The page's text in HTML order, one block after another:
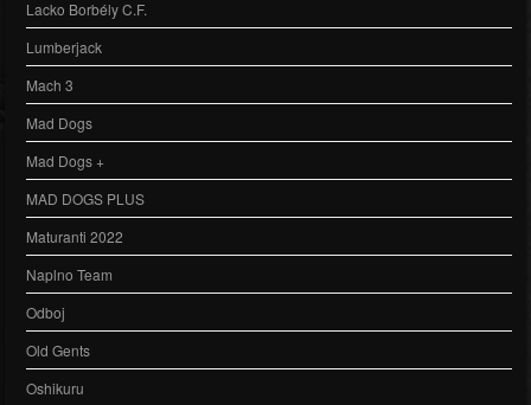
Lacko Borbély C.F.
Lumberjack
Mach 3
Mad Dogs
Mad Dogs +
MAD DOGS PLUS
Maturanti 2022
Naplno Team
Odboj
Old Gents
Oshikuru